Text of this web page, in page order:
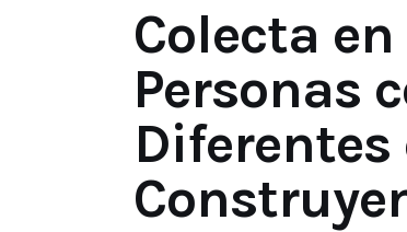
Colecta
Personas
Diferentes